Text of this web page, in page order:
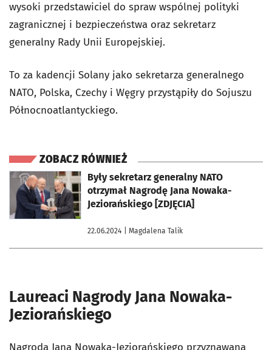
wysoki przedstawiciel do spraw wspólnej polityki
zagranicznej i bezpieczeństwa oraz sekretarz
generalny Rady Unii Europejskiej.
To za kadencji Solany jako sekretarza generalnego
NATO, Polska, Czechy i Węgry przystąpiły do Sojuszu
Północnoatlantyckiego.
ZOBACZ RÓWNIEŻ
Były sekretarz generalny NATO
otrzymał Nagrodę Jana Nowaka-
Jeziorańskiego [ZDJĘCIA]
22.06.2024 | Magdalena Talik
otworzy się w nowej karcie
Laureaci Nagrody Jana Nowaka-
Jeziorańskiego
Nagroda Jana Nowaka-Jeziorańskiego przyznawana